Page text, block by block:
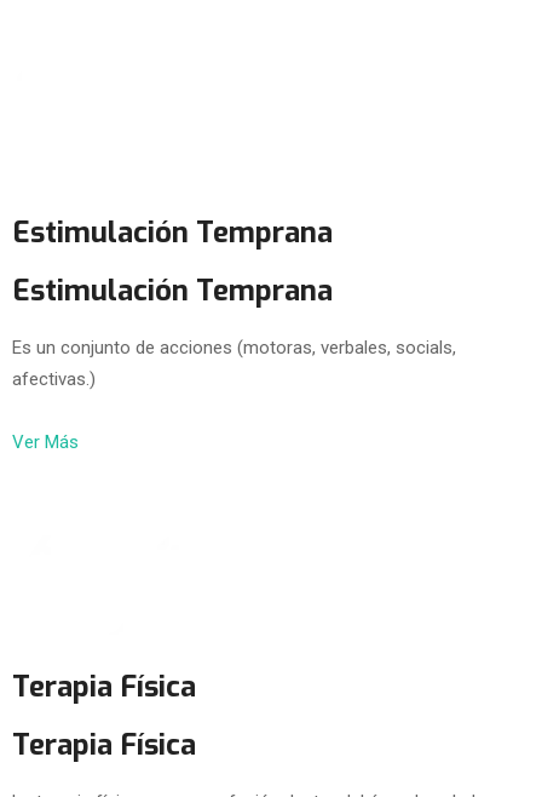
Estimulación Temprana
Estimulación Temprana
Es un conjunto de acciones (motoras, verbales, socials,
afectivas.)
Ver Más
Terapia Física
Terapia Física